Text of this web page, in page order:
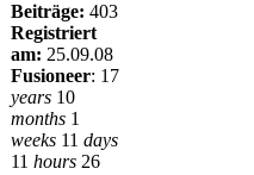
Beiträge: 403
Registriert
am: 25.09.08
Fusioneer: 17
years 10
months 1
weeks 11 days
11 hours 26